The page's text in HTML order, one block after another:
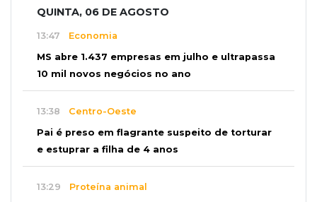
QUINTA, 06 DE AGOSTO
13:47 Economia
MS abre 1.437 empresas em julho e ultrapassa
10 mil novos negócios no ano
13:38 Centro-Oeste
Pai é preso em flagrante suspeito de torturar
e estuprar a filha de 4 anos
13:29 Proteína animal